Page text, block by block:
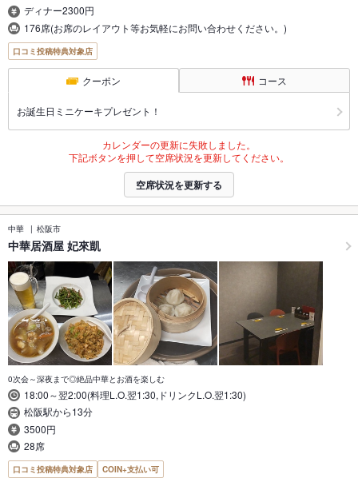
ディナー2300円
176席(お席のレイアウト等お気軽にお問い合わせください。)
口コミ投稿特典対象店
クーポン コース
お誕生日ミニケーキプレゼント！
カレンダーの更新に失敗しました。
下記ボタンを押して空席状況を更新してください。
空席状況を更新する
中華 松阪市
中華居酒屋 妃來凱
0次会～深夜まで◎絶品中華とお酒を楽しむ
18:00～翌2:00(料理L.O.翌1:30,ドリンクL.O.翌1:30)
松阪駅から13分
3500円
28席
口コミ投稿特典対象店 COIN+支払い可